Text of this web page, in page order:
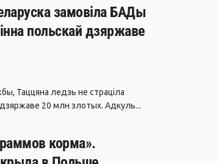
замовіла БАДы
польскай дзяржаве
Таццяна ледзь не страціла
20 млн злотых. Адкуль...
корма».